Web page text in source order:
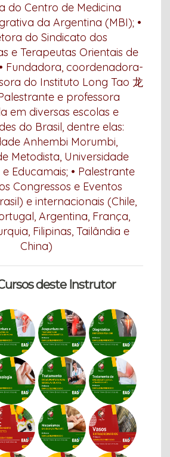
do Centro de Medicina
da Argentina (MBI); •
do Sindicato dos
e Terapeutas Orientais de
• Fundadora, coordenadora-
do Instituto Long Tao 龙
e professora
em diversas escolas e
do Brasil, dentre elas:
Anhembi Morumbi,
Metodista, Universidade
Educamais; • Palestrante
Congressos e Eventos
e internacionais (Chile,
Argentina, França,
Filipinas, Tailândia e
China)
deste Instrutor